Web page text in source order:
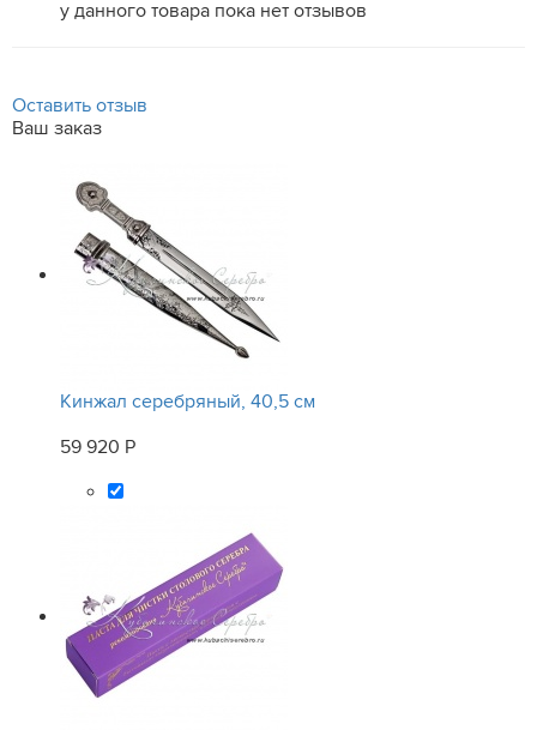
у данного товара пока нет отзывов
Оставить отзыв
Ваш заказ
Кинжал серебряный, 40,5 см
59 920 Р